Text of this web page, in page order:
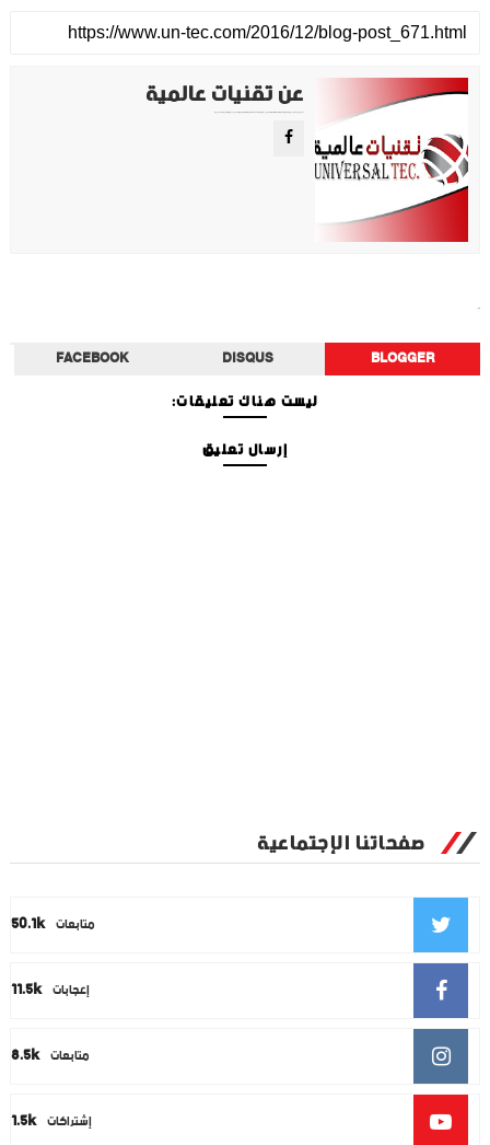
عن تقنيات عالمية
BLOGGER
DISQUS
FACEBOOK
ليست هناك تعليقات:
إرسال تعليق
صفحاتنا الإجتماعية
50.1k متابعات
11.5k إعجابات
8.5k متابعات
1.5k إشتراكات